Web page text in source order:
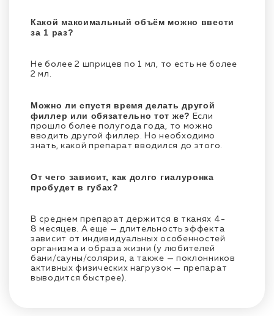
Какой максимальный объём можно ввести
за 1 раз?
Не более 2 шприцев по 1 мл, то есть не более
2 мл.
Можно ли спустя время делать другой
филлер или обязательно тот же? Если
прошло более полугода года, то можно
вводить другой филлер. Но необходимо
знать, какой препарат вводился до этого.
От чего зависит, как долго гиалуронка
пробудет в губах?
В среднем препарат держится в тканях 4-
8 месяцев. А еще — длительность эффекта
зависит от индивидуальных особенностей
организма и образа жизни (у любителей
бани/сауны/солярия, а также — поклонников
активных физических нагрузок — препарат
выводится быстрее).